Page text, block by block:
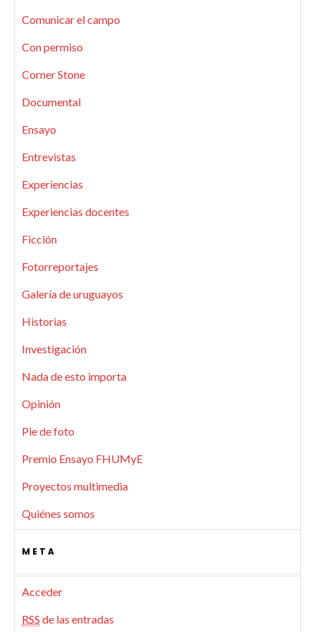
Comunicar el campo
Con permiso
Corner Stone
Documental
Ensayo
Entrevistas
Experiencias
Experiencias docentes
Ficción
Fotorreportajes
Galería de uruguayos
Historias
Investigación
Nada de esto importa
Opinión
Pie de foto
Premio Ensayo FHUMyE
Proyectos multimedia
Quiénes somos
META
Acceder
RSS de las entradas